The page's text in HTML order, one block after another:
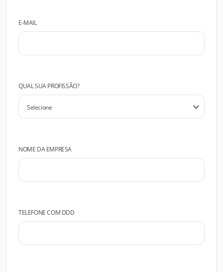
E-MAIL
QUAL SUA PROFISSÃO?
NOME DA EMPRESA
TELEFONE COM DDD